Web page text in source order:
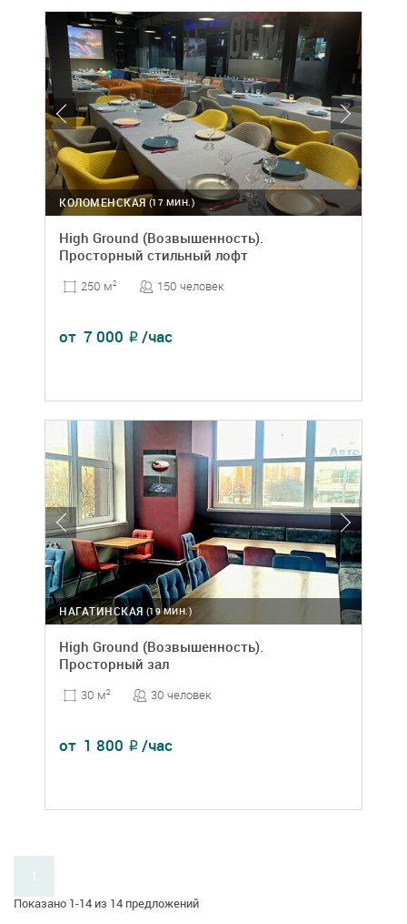
(17 МИН.)
КОЛОМЕНСКАЯ
High Ground (Возвышенность).
Просторный стильный лофт
250 м2 150 человек
от 7 000 ₽ /час
(19 МИН.)
НАГАТИНСКАЯ
High Ground (Возвышенность).
Просторный зал
30 м2 30 человек
от 1 800 ₽ /час
Показано 1-14 из 14 предложений
1